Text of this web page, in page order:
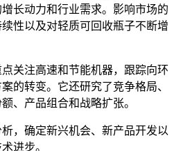
长动力和行业需求。影响市场的
性以及对轻质可回收瓶子不断增
关注高速和节能机器，跟踪向环
的转变。它还研究了竞争格局、
、产品组合和战略扩张。
，确定新兴机会、新产品开发以
进步​​。